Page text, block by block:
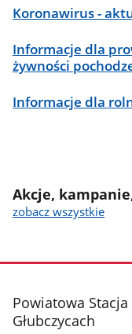
Koronawirus -
Informacje dla
żywności
Informacje dla
Akcje,
zobacz wszystkie
stopka
Powiatowa
Głubczycach